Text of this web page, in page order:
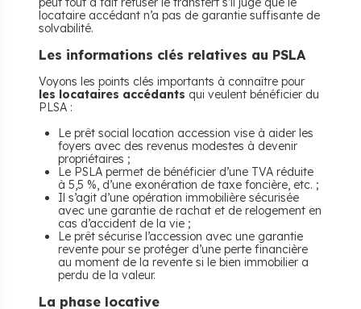
locataire accédant n’a pas de garantie suffisante de
solvabilité.
Les informations clés relatives au PSLA
Voyons les points clés importants à connaître pour
les locataires accédants qui veulent bénéficier du
PLSA :
Le prêt social location accession vise à aider les
foyers avec des revenus modestes à devenir
propriétaires ;
Le PSLA permet de bénéficier d’une TVA réduite
à 5,5 %, d’une exonération de taxe foncière, etc. ;
Il s’agit d’une opération immobilière sécurisée
avec une garantie de rachat et de relogement en
cas d’accident de la vie ;
Le prêt sécurise l’accession avec une garantie
revente pour se protéger d’une perte financière
au moment de la revente si le bien immobilier a
perdu de la valeur.
La phase locative